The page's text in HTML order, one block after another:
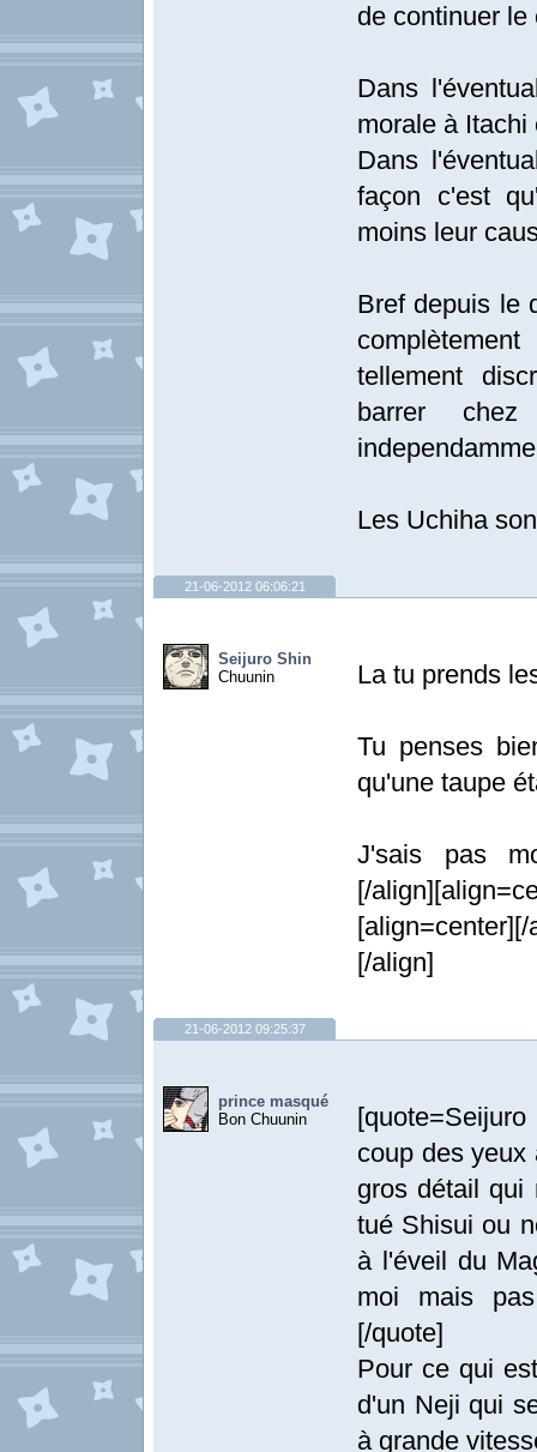
de continuer le
Dans
morale à
Dans
façon c'est
moins leur
Bref depuis le
tellement
barrer
Les Uchiha
21-06-2012 06:06:21
Seijuro Shin
Chuunin
La tu prends
Tu penses
qu'une taupe
J'sais pas
[/
[/align]
21-06-2012 09:25:37
prince masqué
Bon Chuunin
coup des yeux
gros détail qui
tué Shisui ou
à l'éveil du
moi mais
[/quote]
Pour ce qui
d'un Neji qui
à grande